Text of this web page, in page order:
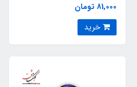
81,000 تومان